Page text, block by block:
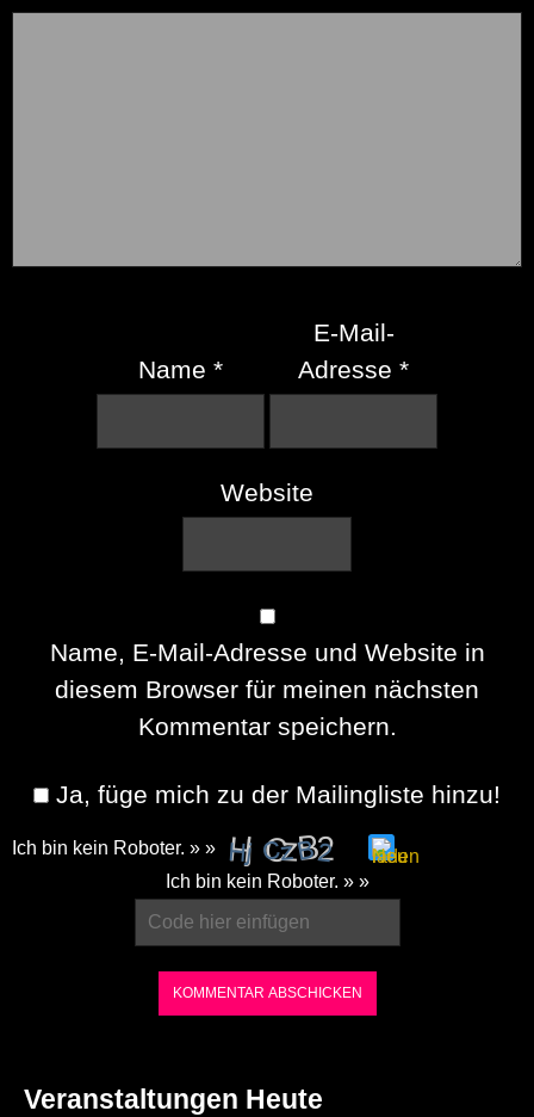
Name *
E-Mail-
Adresse*
Website
Name, E-Mail-Adresse und Website in
diesem Browser für meinen nächsten
Kommentar speichern.
Ja, füge mich zu der Mailingliste hinzu!
Ich bin kein Roboter. » »
the
Ich bin kein Roboter. » »
Veranstaltungen Heute